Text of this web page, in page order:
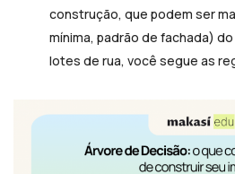
construção, que podem ser
mínima, padrão de fachada)
lotes de rua, você segue as